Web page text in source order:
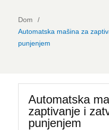
Dom
Automatska mašina za
punjenjem
Automatska
zaptivanje i
punjenjem